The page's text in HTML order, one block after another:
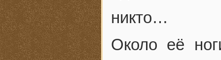
никто…
Около её